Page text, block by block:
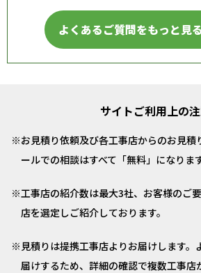
よくあるご質問をもっと見る
サイトご利用上の
お見積り依頼及び各工事店からのお見積
ールでの相談はすべて「無料」になります
工事店の紹介数は最大3社、お客様のご
店を選定しご紹介しております。
見積りは提携工事店よりお届けします。
届けするため、詳細の確認で複数工事店